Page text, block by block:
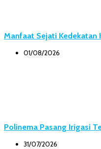
Manfaat Sejati Kedekatan
01/08/2026
Polinema Pasang Irigasi
31/07/2026